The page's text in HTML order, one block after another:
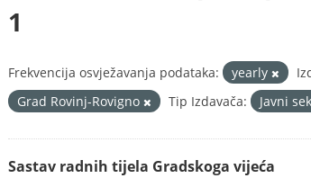
1
Frekvencija osvježavanja podataka: yearly
Grad Rovinj-Rovigno
Tip Izdavača: Javni
Sastav radnih tijela Gradskoga vijeća